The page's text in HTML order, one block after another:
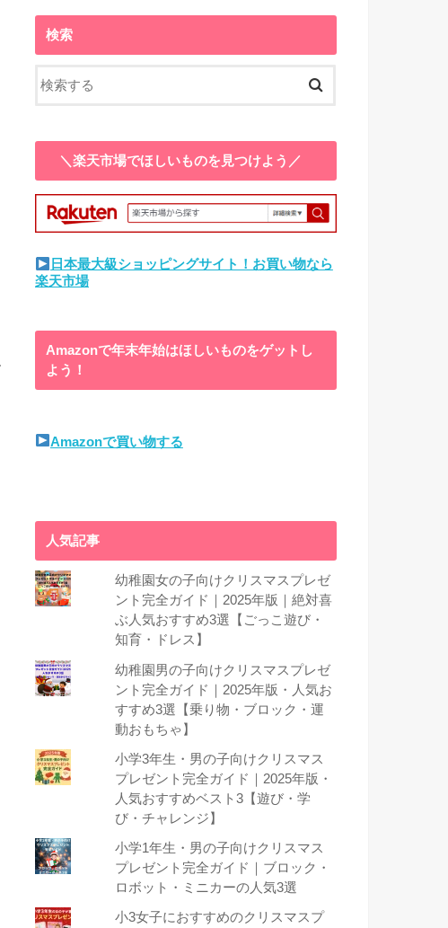
検索
＼楽天市場でほしいものを見つけよう／
日本最大級ショッピングサイト！お買い物なら
楽天市場
Amazonで年末年始はほしいものをゲットし
よう！
Amazonで買い物する
人気記事
幼稚園女の子向けクリスマスプレゼ
ント完全ガイド｜2025年版｜絶対喜
ぶ人気おすすめ3選【ごっこ遊び・
知育・ドレス】
幼稚園男の子向けクリスマスプレゼ
ント完全ガイド｜2025年版・人気お
すすめ3選【乗り物・ブロック・運
動おもちゃ】
小学3年生・男の子向けクリスマス
プレゼント完全ガイド｜2025年版・
人気おすすめベスト3【遊び・学
び・チャレンジ】
小学1年生・男の子向けクリスマス
プレゼント完全ガイド｜ブロック・
ロボット・ミニカーの人気3選
小3女子におすすめのクリスマスプ